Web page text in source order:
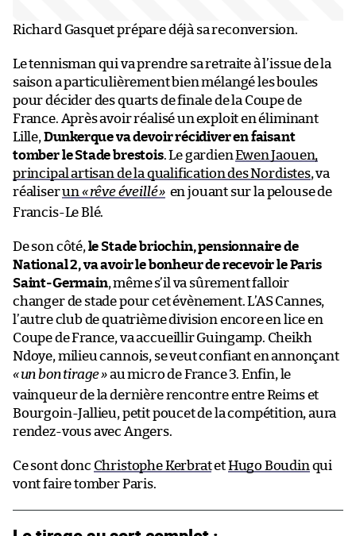
Richard Gasquet prépare déjà sa reconversion.
Le tennisman qui va prendre sa retraite à l’issue de la
saison a particulièrement bien mélangé les boules
pour décider des quarts de finale de la Coupe de
France. Après avoir réalisé un exploit en éliminant
Lille, Dunkerque va devoir récidiver en faisant
tomber le Stade brestois. Le gardienEwen Jaouen,
principal artisan de la qualification des Nordistes, va
réaliserun «rêve éveillé» en jouant sur la pelouse de
Francis-Le Blé.
De son côté, le Stade briochin, pensionnaire de
National 2, va avoir le bonheur de recevoir le Paris
Saint-Germain, même s’il va sûrement falloir
changer de stade pour cet évènement. L’AS Cannes,
l’autre club de quatrième division encore en lice en
Coupe de France, va accueillir Guingamp. Cheikh
Ndoye, milieu cannois, se veut confiant en annonçant
«un bon tirage»au micro de France 3. Enfin, le
vainqueur de la dernière rencontre entre Reims et
Bourgoin-Jallieu, petit poucet de la compétition, aura
rendez-vous avec Angers.
Ce sont donc Christophe KerbratetHugo Boudin qui
vont faire tomber Paris.